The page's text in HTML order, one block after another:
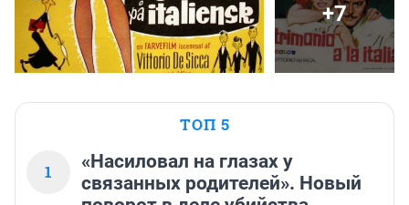
+7
ТОП 5
1
«Насиловал на глазах у
связанных родителей». Новый